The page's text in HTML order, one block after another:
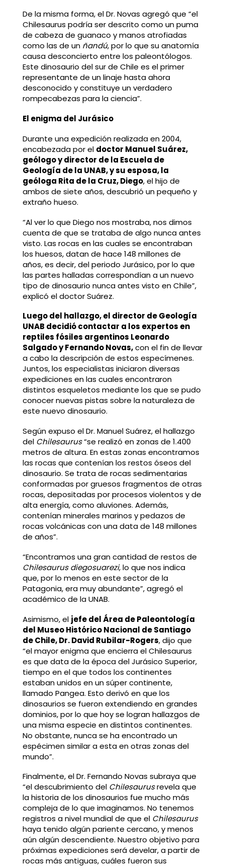
De la misma forma, el Dr. Novas agregó que “el
Chilesaurus podría ser descrito como un puma
de cabeza de guanaco y manos atrofiadas
como las de un ñandú, por lo que su anatomía
causa desconcierto entre los paleontólogos.
Este dinosaurio del sur de Chile es el primer
representante de un linaje hasta ahora
desconocido y constituye un verdadero
rompecabezas para la ciencia”.
El enigma del Jurásico
Durante una expedición realizada en 2004,
encabezada por el doctor Manuel Suárez,
geólogo y director de la Escuela de
Geología de la UNAB, y su esposa, la
geóloga Rita de la Cruz, Diego, el hijo de
ambos de siete años, descubrió un pequeño y
extraño hueso.
“Al ver lo que Diego nos mostraba, nos dimos
cuenta de que se trataba de algo nunca antes
visto. Las rocas en las cuales se encontraban
los huesos, datan de hace 148 millones de
años, es decir, del periodo Jurásico, por lo que
las partes halladas correspondían a un nuevo
tipo de dinosaurio nunca antes visto en Chile”,
explicó el doctor Suárez.
Luego del hallazgo, el director de Geología
UNAB decidió contactar a los expertos en
reptiles fósiles argentinos Leonardo
Salgado y Fernando Novas,con el fin de llevar
a cabo la descripción de estos especímenes.
Juntos, los especialistas iniciaron diversas
expediciones en las cuales encontraron
distintos esqueletos mediante los que se pudo
conocer nuevas pistas sobre la naturaleza de
este nuevo dinosaurio.
Según expuso el Dr. Manuel Suárez, el hallazgo
del Chilesaurus“se realizó en zonas de 1.400
metros de altura. En estas zonas encontramos
las rocas que contenían los restos óseos del
dinosaurio. Se trata de rocas sedimentarias
conformadas por gruesos fragmentos de otras
rocas, depositadas por procesos violentos y de
alta energía, como aluviones. Además,
contenían minerales marinos y pedazos de
rocas volcánicas con una data de 148 millones
de años”.
“Encontramos una gran cantidad de restos de
Chilesaurus diegosuarezi, lo que nos indica
que, por lo menos en este sector de la
Patagonia, era muy abundante”, agregó el
académico de la UNAB.
Asimismo, el jefe del Área de Paleontología
del Museo Histórico Nacional de Santiago
de Chile, Dr. David Rubilar-Rogers, dijo que
“el mayor enigma que encierra el Chilesaurus
es que data de la época del Jurásico Superior,
tiempo en el que todos los continentes
estaban unidos en un súper continente,
llamado Pangea. Esto derivó en que los
dinosaurios se fueron extendiendo en grandes
dominios, por lo que hoy se logran hallazgos de
una misma especie en distintos continentes.
No obstante, nunca se ha encontrado un
espécimen similar a esta en otras zonas del
mundo”.
Finalmente, el Dr. Fernando Novas subraya que
“el descubrimiento del Chilesaurusrevela que
la historia de los dinosaurios fue mucho más
compleja de lo que imaginamos. No tenemos
registros a nivel mundial de que el Chilesaurus
haya tenido algún pariente cercano, y menos
aún algún descendiente. Nuestro objetivo para
próximas expediciones será develar, a partir de
rocas más antiguas, cuáles fueron sus